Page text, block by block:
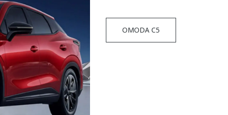
OMODA C5